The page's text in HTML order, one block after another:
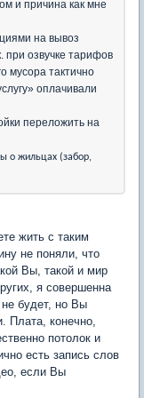
и причина как мне
на вывоз
при озвучке тарифов
мусора тактично
оплачивали
переложить на
о жильцах (забор,
жить с таким
не поняли, что
Вы, такой и мир
я совершенна
будет, но Вы
Плата, конечно,
потолок и
есть запись слов
если Вы